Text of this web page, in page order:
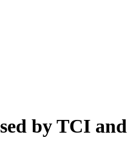
by TCI